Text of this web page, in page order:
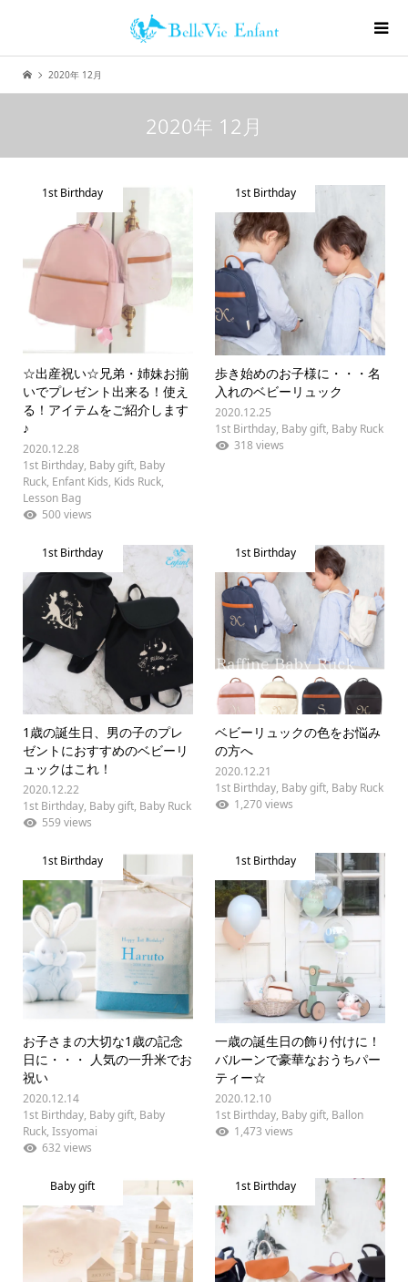
2020年 12月
2020年 12月
1st Birthday
☆出産祝い☆兄弟・姉妹お揃
いでプレゼント出来る！使え
る！アイテムをご紹介します
♪
2020.12.28
1st Birthday, Baby gift, Baby
Ruck, Enfant Kids, Kids Ruck,
Lesson Bag
500 views
1st Birthday
歩き始めのお子様に・・・名
入れのベビーリュック
2020.12.25
1st Birthday, Baby gift, Baby Ruck
318 views
1st Birthday
1歳の誕生日、男の子のプレ
ゼントにおすすめのベビーリ
ュックはこれ！
2020.12.22
1st Birthday, Baby gift, Baby Ruck
559 views
1st Birthday
ベビーリュックの色をお悩み
の方へ
2020.12.21
1st Birthday, Baby gift, Baby Ruck
1,270 views
1st Birthday
お子さまの大切な1歳の記念
日に・・・ 人気の一升米でお
祝い
2020.12.14
1st Birthday, Baby gift, Baby
Ruck, Issyomai
632 views
1st Birthday
一歳の誕生日の飾り付けに！
バルーンで豪華なおうちパー
ティー☆
2020.12.10
1st Birthday, Baby gift, Ballon
1,473 views
Baby gift 1st Birthday